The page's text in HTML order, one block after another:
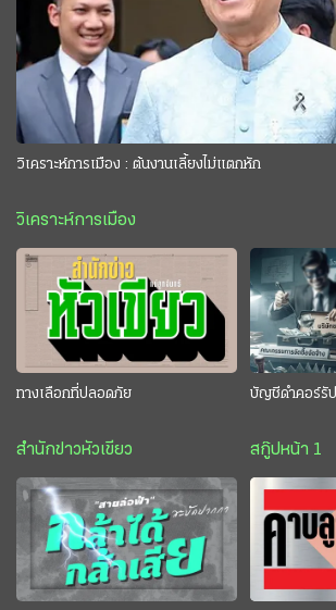
วิเคราะห์การเมือง : ต้นงานเลี้ยงไม่แตกหัก
วิเคราะห์การเมือง
ทางเลือกที่ปลอดภัย
สำนักข่าวหัวเขียว
บัญชีดำคอร์รั
สกู๊ปหน้า 1